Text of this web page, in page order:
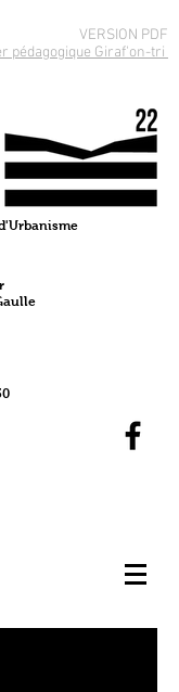
VERSION PDF
pédagogique Giraf'on-tri